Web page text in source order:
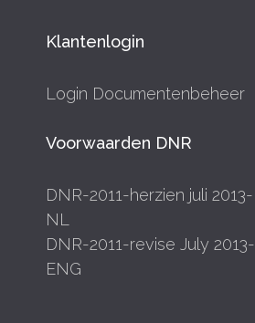
Klantenlogin
Login Documentenbeheer
Voorwaarden DNR
DNR-2011-herzien juli 2013-
NL
DNR-2011-revise July 2013-
ENG